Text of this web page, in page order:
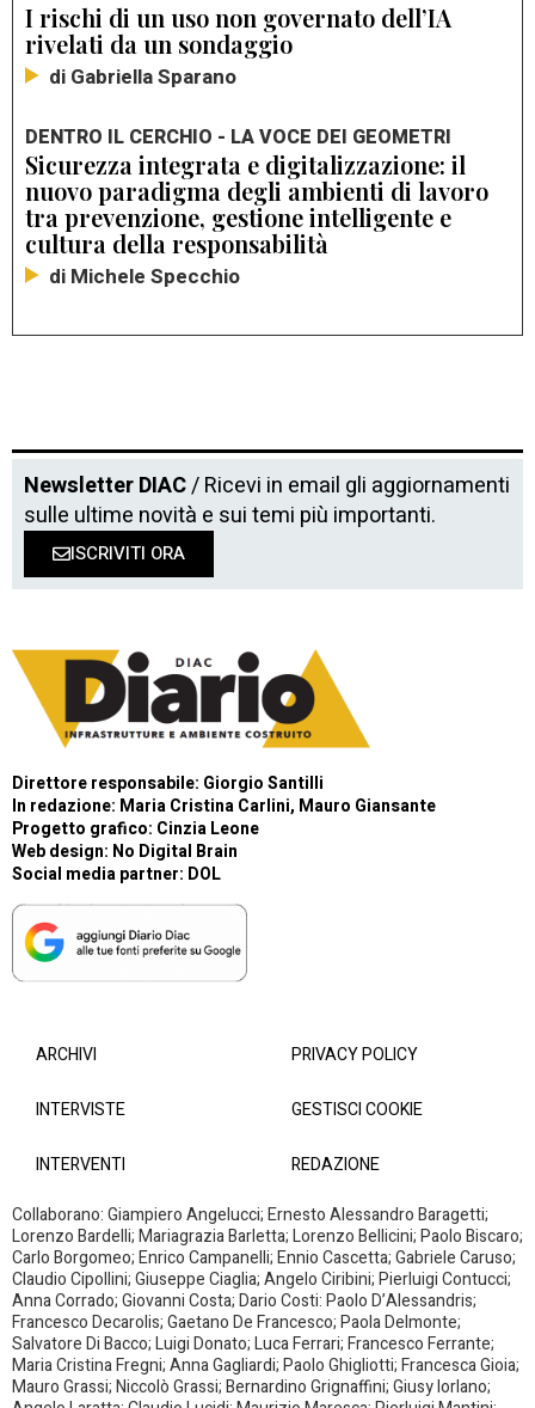
I rischi di un uso non governato dell’IA
rivelati da un sondaggio
di Gabriella Sparano
DENTRO IL CERCHIO - LA VOCE DEI GEOMETRI
Sicurezza integrata e digitalizzazione: il
nuovo paradigma degli ambienti di lavoro
tra prevenzione, gestione intelligente e
cultura della responsabilità
di Michele Specchio
Newsletter DIAC/ Ricevi in email gli aggiornamenti
sulle ultime novità e sui temi più importanti.
ISCRIVITI ORA
Direttore responsabile: Giorgio Santilli
In redazione: Maria Cristina Carlini, Mauro Giansante
Progetto grafico: Cinzia Leone
Web design: No Digital Brain
Social media partner: DOL
ARCHIVI
INTERVISTE
INTERVENTI
PRIVACY POLICY
GESTISCI COOKIE
REDAZIONE
Collaborano: Giampiero Angelucci; Ernesto Alessandro Baragetti;
Lorenzo Bardelli; Mariagrazia Barletta; Lorenzo Bellicini; Paolo Biscaro;
Carlo Borgomeo; Enrico Campanelli; Ennio Cascetta; Gabriele Caruso;
Claudio Cipollini; Giuseppe Ciaglia; Angelo Ciribini; Pierluigi Contucci;
Anna Corrado; Giovanni Costa; Dario Costi: Paolo D’Alessandris;
Francesco Decarolis; Gaetano De Francesco; Paola Delmonte;
Salvatore Di Bacco; Luigi Donato; Luca Ferrari; Francesco Ferrante;
Maria Cristina Fregni; Anna Gagliardi; Paolo Ghigliotti; Francesca Gioia;
Mauro Grassi; Niccolò Grassi; Bernardino Grignaffini; Giusy Iorlano;